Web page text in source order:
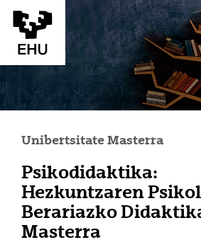
Eduki nagusira joan
Unibertsitate Masterra
Psikodidaktika:
Hezkuntzaren
Berariazko
Masterra